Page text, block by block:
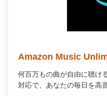
Amazon Music
何百万もの曲が自由に聴け
対応で、あなたの毎日を高